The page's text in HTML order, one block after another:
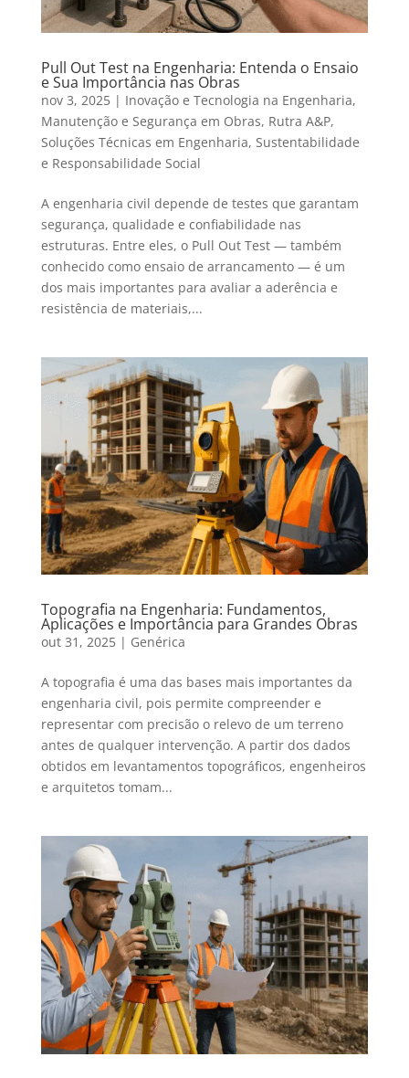
Pull Out Test na Engenharia: Entenda o Ensaio
e Sua Importância nas Obras
nov 3, 2025| Inovação e Tecnologia na Engenharia,
Manutenção e Segurança em Obras, Rutra A&P,
Soluções Técnicas em Engenharia, Sustentabilidade
e Responsabilidade Social
A engenharia civil depende de testes que garantam
segurança, qualidade e confiabilidade nas
estruturas. Entre eles, o Pull Out Test — também
conhecido como ensaio de arrancamento — é um
dos mais importantes para avaliar a aderência e
resistência de materiais,...
Topografia na Engenharia: Fundamentos,
Aplicações e Importância para Grandes Obras
out 31, 2025| Genérica
A topografia é uma das bases mais importantes da
engenharia civil, pois permite compreender e
representar com precisão o relevo de um terreno
antes de qualquer intervenção. A partir dos dados
obtidos em levantamentos topográficos, engenheiros
e arquitetos tomam...